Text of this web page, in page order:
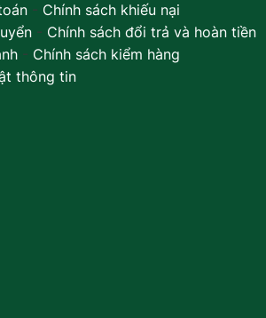
- Chính sách khiếu nại
- Chính sách đổi trả và hoàn tiền
- Chính sách kiểm hàng
thông tin